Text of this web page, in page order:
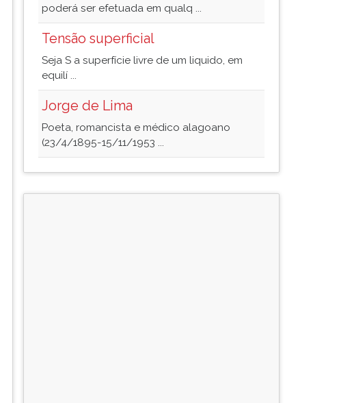
poderá ser efetuada em qualq ...
Tensão superficial
Seja S a superfície livre de um liquido, em
equilí ...
Jorge de Lima
Poeta, romancista e médico alagoano
(23/4/1895-15/11/1953 ...